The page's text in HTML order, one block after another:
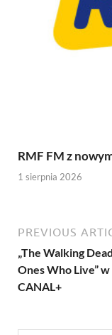
RMF FM z
1 sierpnia 2026
PREVIOUS
„The Walking
Ones Who Live”
CANAL+